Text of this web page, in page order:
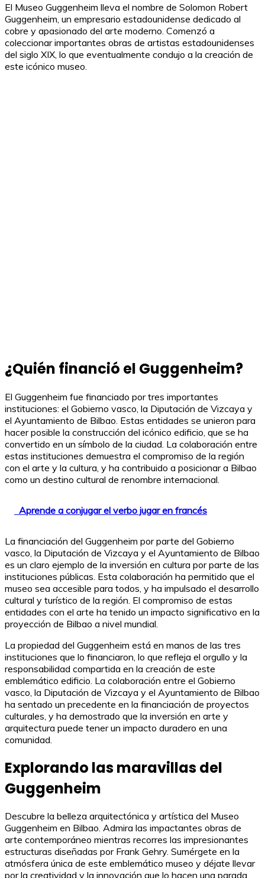
El Museo Guggenheim lleva el nombre de Solomon Robert
Guggenheim, un empresario estadounidense dedicado al
cobre y apasionado del arte moderno. Comenzó a
coleccionar importantes obras de artistas estadounidenses
del siglo XIX, lo que eventualmente condujo a la creación de
este icónico museo.
¿Quién financió el Guggenheim?
El Guggenheim fue financiado por tres importantes
instituciones: el Gobierno vasco, la Diputación de Vizcaya y
el Ayuntamiento de Bilbao. Estas entidades se unieron para
hacer posible la construcción del icónico edificio, que se ha
convertido en un símbolo de la ciudad. La colaboración entre
estas instituciones demuestra el compromiso de la región
con el arte y la cultura, y ha contribuido a posicionar a Bilbao
como un destino cultural de renombre internacional.
Aprende a conjugar el verbo jugar en francés
La financiación del Guggenheim por parte del Gobierno
vasco, la Diputación de Vizcaya y el Ayuntamiento de Bilbao
es un claro ejemplo de la inversión en cultura por parte de las
instituciones públicas. Esta colaboración ha permitido que el
museo sea accesible para todos, y ha impulsado el desarrollo
cultural y turístico de la región. El compromiso de estas
entidades con el arte ha tenido un impacto significativo en la
proyección de Bilbao a nivel mundial.
La propiedad del Guggenheim está en manos de las tres
instituciones que lo financiaron, lo que refleja el orgullo y la
responsabilidad compartida en la creación de este
emblemático edificio. La colaboración entre el Gobierno
vasco, la Diputación de Vizcaya y el Ayuntamiento de Bilbao
ha sentado un precedente en la financiación de proyectos
culturales, y ha demostrado que la inversión en arte y
arquitectura puede tener un impacto duradero en una
comunidad.
Explorando las maravillas del
Guggenheim
Descubre la belleza arquitectónica y artística del Museo
Guggenheim en Bilbao. Admira las impactantes obras de
arte contemporáneo mientras recorres las impresionantes
estructuras diseñadas por Frank Gehry. Sumérgete en la
atmósfera única de este emblemático museo y déjate llevar
por la creatividad y la innovación que lo hacen una parada